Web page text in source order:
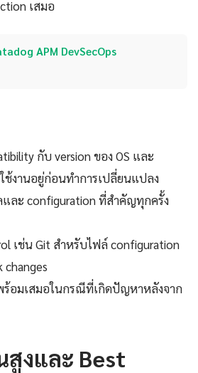
เสมอ
APM DevSecOps
กับ version ของ OS และ
ช้งานอยู่ก่อนทำการเปลี่ยนแปลง
และ configuration ที่สำคัญทุกครั้ง
เช่น Git สำหรับไฟล์ configuration
ร้อมเสมอในกรณีที่เกิดปัญหาหลังจาก
งและ Best